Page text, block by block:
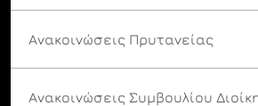
Ανακοινώσεις Πρυτανείας
Ανακοινώσεις Συμβουλίου